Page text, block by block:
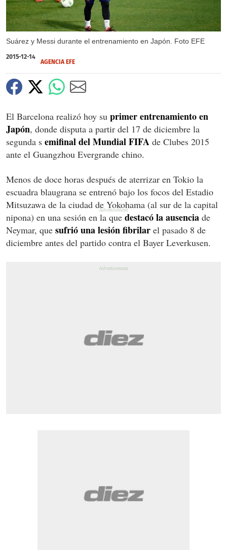
Suárez y Messi durante el entrenamiento en Japón. Foto EFE
2015-12-14
AGENCIA EFE
El Barcelona realizó hoy su primer entrenamiento en
Japón, donde disputa a partir del 17 de diciembre la
segunda s emifinal del Mundial FIFA de Clubes 2015
ante el Guangzhou Evergrande chino.
Menos de doce horas después de aterrizar en Tokio la
escuadra blaugrana se entrenó bajo los focos del Estadio
Mitsuzawa de la ciudad de Yokohama (al sur de la capital
nipona) en una sesión en la que destacó la ausencia de
Neymar, que sufrió una lesión fibrilar el pasado 8 de
diciembre antes del partido contra el Bayer Leverkusen.